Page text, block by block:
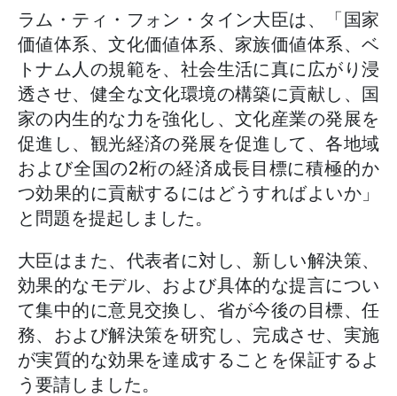
ラム・ティ・フォン・タイン大臣は、「国家
価値体系、文化価値体系、家族価値体系、ベ
トナム人の規範を、社会生活に真に広がり浸
透させ、健全な文化環境の構築に貢献し、国
家の内生的な力を強化し、文化産業の発展を
促進し、観光経済の発展を促進して、各地域
および全国の2桁の経済成長目標に積極的か
つ効果的に貢献するにはどうすればよいか」
と問題を提起しました。
大臣はまた、代表者に対し、新しい解決策、
効果的なモデル、および具体的な提言につい
て集中的に意見交換し、省が今後の目標、任
務、および解決策を研究し、完成させ、実施
が実質的な効果を達成することを保証するよ
う要請しました。